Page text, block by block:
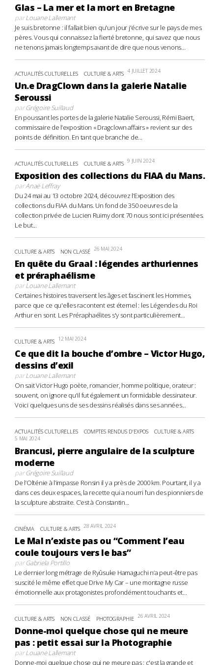
Glas – La mer et la mort en Bretagne
parLouane Lallemant
Je suis bretonne : il fallait bien qu'un jour j'écrive sur le pays de mes
pères. Vous qui connaissez la fierté bretonne, qui savez que nous
ne tenons jamais longtemps avant de dire que nous venons...
ACTUALITÉS CULTURELLES CULTURE & ARTS 4 JUILLET 2024
Un.e DragClown dans la galerie Natalie
Seroussi
parGrégoire Suillaud
En poussant les portes de la galerie Natalie Seroussi, Rémi Baert,
commissaire de l’exposition « Dragclown affairs » revient sur des
points de définition. En tant que branche de...
ACTUALITÉS CULTURELLES CULTURE & ARTS 9 JUIN 2024
Exposition des collections du FIAA du Mans.
parAnaë Leffray
Du 24 mai au 13 octobre 2024, découvrez l’Exposition des
collections du FIAA du Mans. Un fond de 350 oeuvres de la
collection privée de Lucien Ruimy dont 70 nous sont ici présentées.
Le but...
CULTURE & ARTS NON CLASSÉ 26 MAI 2024
En quête du Graal : légendes arthuriennes
et préraphaélisme
parLouane Lallemant
Certaines histoires traversent les âges et fascinent les Hommes,
parce que ce qu'elles racontent est éternel : les Légendes du Roi
Arthur en sont. Les Préraphaélites s'y sont particulièrement...
CULTURE & ARTS 12 MAI 2024
Ce que dit la bouche d’ombre – Victor Hugo,
dessins d’exil
parLouane Lallemant
On sait Victor Hugo poète, romancier, homme politique, orateur :
souvent, on ignore qu'il fut également un formidable dessinateur.
Voici quelques uns de ses dessins réalisés dans ses années...
ACTUALITÉS CULTURELLES COMPTES RENDUS D'EXPOS CULTURE & ARTS
5 MAI 2024
Brancusi, pierre angulaire de la sculpture
moderne
parGrégoire Suillaud
De l’Olténie à l’impasse Ronsin il y a près de 2000 km. Pourtant, il y a
dans ces deux espaces, la recette qui a nourri l’un des pionniers de
la sculpture abstraite. C’est à Constantin...
CINÉMA CULTURE & ARTS 28 AVRIL 2024
Le Mal n’existe pas ou “Comment l’eau
coule toujours vers le bas”
parGabriela Portillo
Le dernier long métrage de Ryûsuke Hamaguchi n’a peut-être pas
suscité le même effet que Drive My Car – une montagne russe
émotionnelle aux protagonistes profondément touchants et...
CULTURE & ARTS NON CLASSÉ PHOTOGRAPHIE 26 AVRIL 2024
Donne-moi quelque chose qui ne meure
pas : petit essai sur la Photographie
parLouane Lallemant
Donne-moi quelque chose qui ne meure pas : c'est la grande et